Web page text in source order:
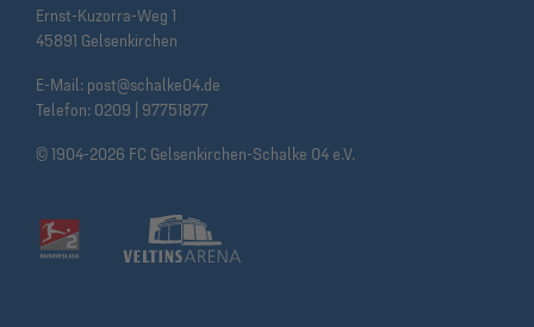
Ernst-Kuzorra-Weg 1
45891 Gelsenkirchen
E-Mail: post@schalke04.de
Telefon: 0209 | 97751877
© 1904-2026 FC Gelsenkirchen-Schalke 04 e.V.